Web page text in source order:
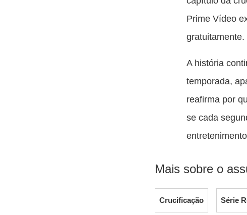
Prime Vídeo
gratuitamente.
A história
temporada,
reafirma por
se cada
Mais sobre o
Crucificação Série